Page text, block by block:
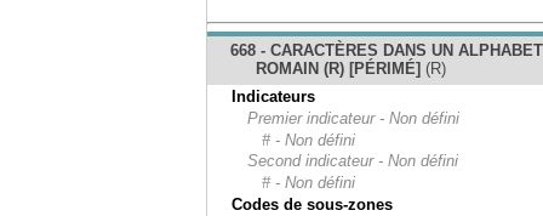
668 - CARACTÈRES DANS UN
ROMAIN (R) [PÉRIMÉ] (R)
Indicateurs
Premier indicateur - Non défini
# - Non défini
Second indicateur - Non défini
# - Non défini
Codes de sous-zones